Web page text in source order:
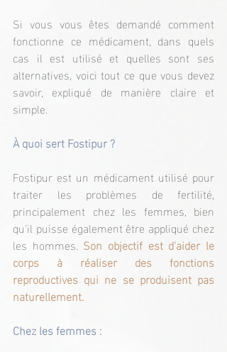
Si vous vous êtes demandé comment
fonctionne ce médicament, dans quels
cas il est utilisé et quelles sont ses
alternatives, voici tout ce que vous devez
savoir, expliqué de manière claire et
simple.
À quoi sert Fostipur ?
Fostipur est un médicament utilisé pour
traiter les problèmes de fertilité,
principalement chez les femmes, bien
qu'il puisse également être appliqué chez
les hommes. Son objectif est d'aider le
corps à réaliser des fonctions
reproductives qui ne se produisent pas
naturellement.
Chez les femmes :